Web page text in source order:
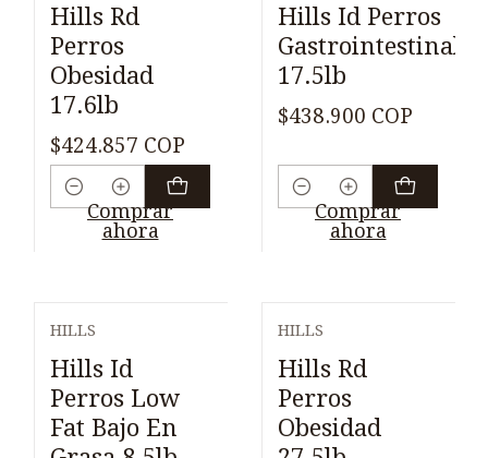
Hills Rd
Perros
Obesidad
17.6lb
$424.857 COP
Cantidad
Comprar
ahora
Hills Id Perros
Gastrointestinal
17.5lb
$438.900 COP
Cantidad
Comprar
ahora
HILLS
Hills Id
Perros Low
Fat Bajo En
HILLS
Hills Rd
Perros
Obesidad